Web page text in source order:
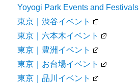
Yoyogi Park Events and Festivals
東京｜渋谷イベント
東京｜六本木イベント
東京｜豊洲イベント
東京｜お台場イベント
東京｜品川イベント